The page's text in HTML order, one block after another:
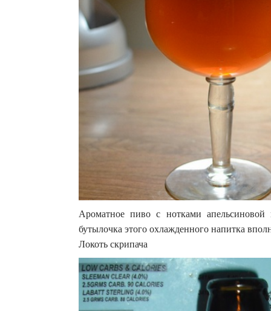
Ароматное пиво с нотками
бутылочка этого охлажденного напитка
Локоть скрипача